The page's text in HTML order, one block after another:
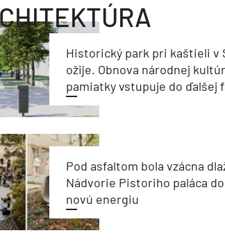
Historický park pri kaštieli v
ožije. Obnova národnej
pamiatky vstupuje do ďalšej
Pod asfaltom bola vzácna
Nádvorie Pistoriho paláca
novú energiu